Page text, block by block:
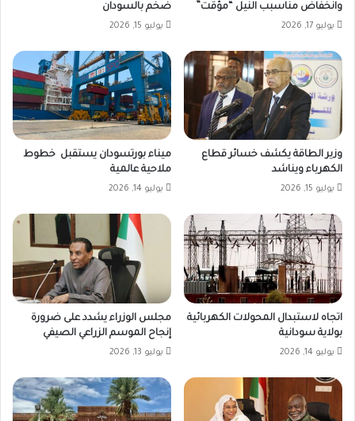
وانخفاض مناسبب النيل “مؤقت”
يوليو 17, 2026
ضخم بالسودان
يوليو 15, 2026
وزير الطاقة يكشف خسائر قطاع
الكهرباء ويناشد
يوليو 15, 2026
ميناء بورتسودان يستقبل خطوط
ملاحية عالمية
يوليو 14, 2026
اتجاه لاستبدال المحولات الكهربائية
بولاية سودانية
يوليو 14, 2026
مجلس الوزراء يشدد على ضرورة
إنجاح الموسم الزراعي الصيفي
يوليو 13, 2026